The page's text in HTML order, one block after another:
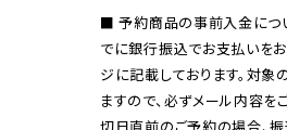
■ 予約商品の事前入金につ
でに銀行振込でお支払いを
ジに記載しております。対
ますので、必ずメール内容を